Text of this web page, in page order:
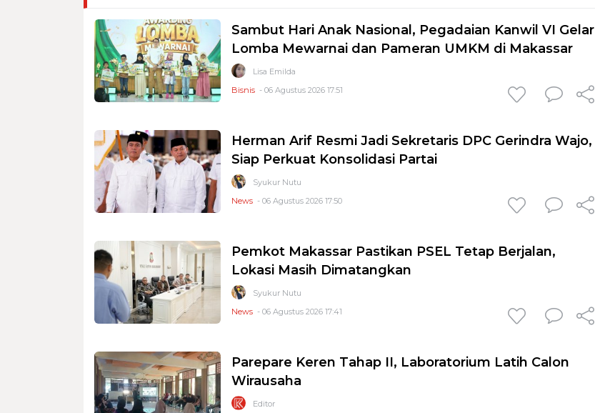
Sambut Hari Anak Nasional, Pegadaian Kanwil VI Gelar
Lomba Mewarnai dan Pameran UMKM di Makassar
Lisa Emilda
Bisnis - 06 Agustus 2026 17:51
Herman Arif Resmi Jadi Sekretaris DPC Gerindra Wajo,
Siap Perkuat Konsolidasi Partai
Syukur Nutu
News - 06 Agustus 2026 17:50
Pemkot Makassar Pastikan PSEL Tetap Berjalan,
Lokasi Masih Dimatangkan
Syukur Nutu
News - 06 Agustus 2026 17:41
Parepare Keren Tahap II, Laboratorium Latih Calon
Wirausaha
Editor